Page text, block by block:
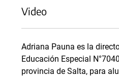
Video
Adriana Pauna es la
Educación Especial
provincia de Salta, para